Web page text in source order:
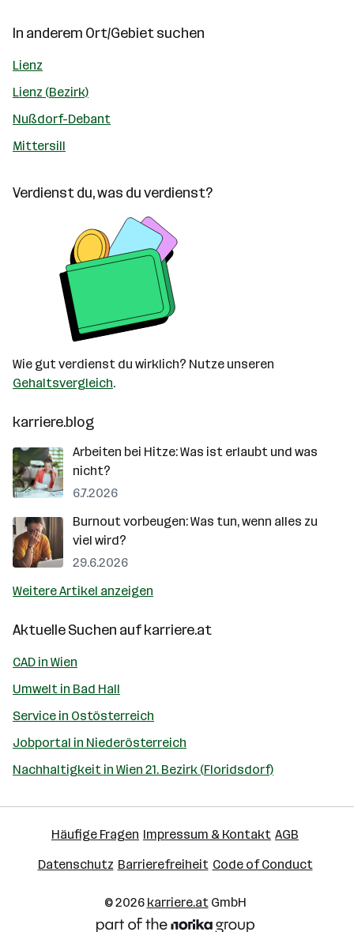
In anderem Ort/Gebiet suchen
Lienz
Lienz (Bezirk)
Nußdorf-Debant
Mittersill
Verdienst du, was du verdienst?
Wie gut verdienst du wirklich? Nutze unseren
Gehaltsvergleich.
karriere.blog
Arbeiten bei Hitze: Was ist erlaubt und was
nicht?
6.7.2026
Burnout vorbeugen: Was tun, wenn alles zu
viel wird?
29.6.2026
Weitere Artikel anzeigen
Aktuelle Suchen aufkarriere.at
CAD in Wien
Umwelt in Bad Hall
Service in Ostösterreich
Jobportal in Niederösterreich
Nachhaltigkeit in Wien 21. Bezirk (Floridsdorf)
Häufige Fragen Impressum & Kontakt AGB
Datenschutz Barrierefreiheit Code of Conduct
© 2026 karriere.atGmbH